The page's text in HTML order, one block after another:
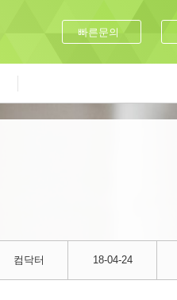
빠른문의
컴닥터 18-04-24